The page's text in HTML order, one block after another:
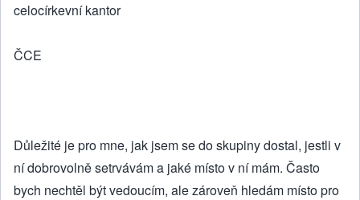
celocírkevní kantor
ČCE
Důležité je pro mne, jak jsem se do skupiny dostal, jestli v
ní dobrovolně setrvávám a jaké místo v ní mám. Často
bych nechtěl být vedoucím, ale zároveň hledám místo pro